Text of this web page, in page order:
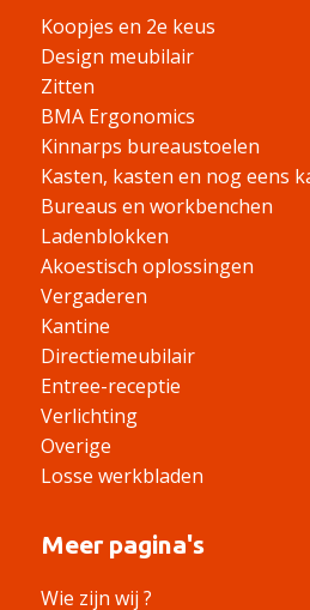
Koopjes en 2e keus
Design meubilair
Zitten
BMA Ergonomics
Kinnarps bureaustoelen
Kasten, kasten en nog eens
Bureaus en workbenchen
Ladenblokken
Akoestisch oplossingen
Vergaderen
Kantine
Directiemeubilair
Entree-receptie
Verlichting
Overige
Losse werkbladen
Meer pagina's
Wie zijn wij ?